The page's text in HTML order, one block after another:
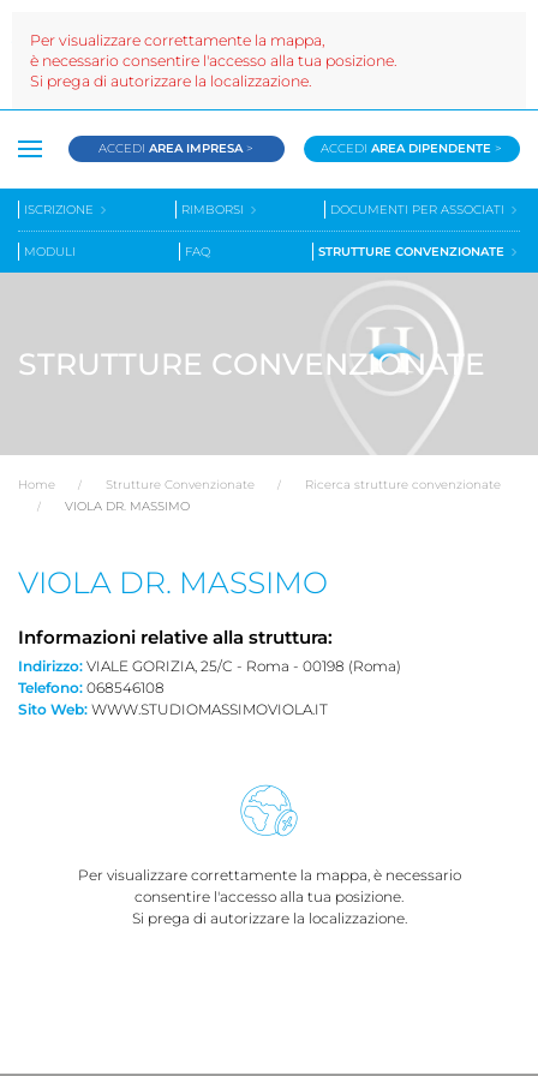
ACCEDIAREA IMPRESA > ACCEDIAREA DIPENDENTE >
ISCRIZIONE RIMBORSI DOCUMENTI PER ASSOCIATI
MODULI FAQ STRUTTURE CONVENZIONATE
STRUTTURE CONVENZIONATE
Home Strutture Convenzionate
Ricerca strutture convenzionate
VIOLA DR. MASSIMO
VIOLA DR. MASSIMO
Informazioni relative alla struttura:
Indirizzo: VIALE GORIZIA, 25/C - Roma - 00198 (Roma)
Telefono: 068546108
Sito Web: WWW.STUDIOMASSIMOVIOLA.IT
Per visualizzare correttamente la mappa, è necessario
consentire l'accesso alla tua posizione.
Si prega di autorizzare la localizzazione.
Per visualizzare correttamente la mappa,
è necessario consentire l'accesso alla tua posizione.
Si prega di autorizzare la localizzazione.